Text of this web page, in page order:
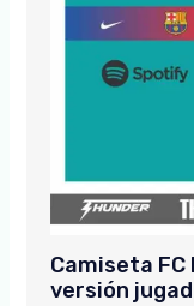
Camiseta FC
versión